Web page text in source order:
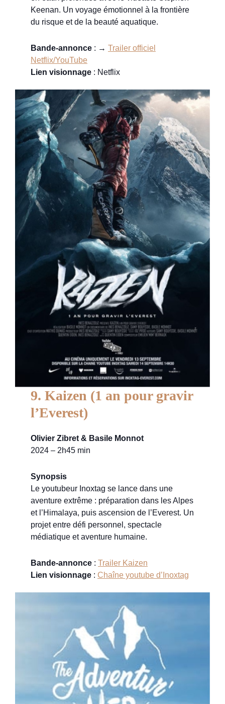
Keenan. Un voyage émotionnel à la frontière
du risque et de la beauté aquatique.
Bande-annonce : →Trailer officiel
Netflix/YouTube
Lien visionnage : Netflix
9. Kaizen (1 an pour gravir
l’Everest)
Olivier Zibret & Basile Monnot
2024 – 2h45 min
Synopsis
Le youtubeur Inoxtag se lance dans une
aventure extrême : préparation dans les Alpes
et l’Himalaya, puis ascension de l’Everest. Un
projet entre défi personnel, spectacle
médiatique et aventure humaine.
Bande-annonce :Trailer Kaizen
Lien visionnage :Chaîne youtube d’Inoxtag